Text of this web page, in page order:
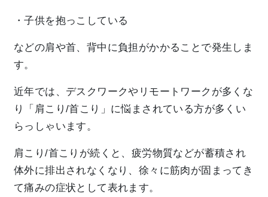
・子供を抱っこしている
などの肩や首、背中に負担がかかることで発生しま
す。
近年では、デスクワークやリモートワークが多くな
り「肩こり/首こり」に悩まされている方が多くい
らっしゃいます。
肩こり/首こりが続くと、疲労物質などが蓄積され
体外に排出されなくなり、徐々に筋肉が固まってき
て痛みの症状として表れます。